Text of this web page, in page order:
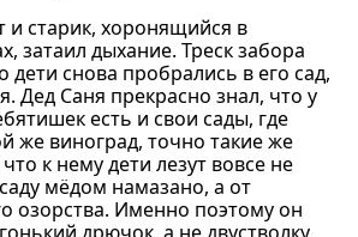
и старик, хоронящийся в
затаил дыхание. Треск забора
дети снова пробрались в его сад,
Дед Саня прекрасно знал, что у
есть и свои сады, где
же виноград, точно такие же
к нему дети лезут вовсе не
мёдом намазано, а от
озорства. Именно поэтому он
дрючок, а не двустволку.